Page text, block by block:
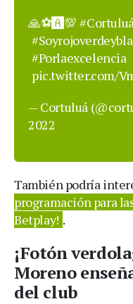
🙏⚽️🅰️💯 #Cortuluá
#Porlaexcelencia
pic.twitter.com/
— Cortuluá
2022
También podría
programación para
Betplay! .
¡Fotón
Moreno
del club